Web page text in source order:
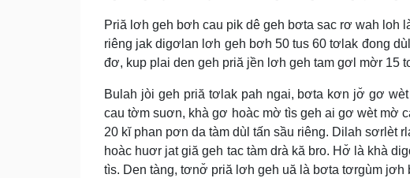
Priă lơh geh bơh cau pik dê geh bơta sac rơ wah loh
riêng jak digơlan lơh geh bơh 50 tus 60 tơlak đong
đơ, kup plai den geh priă jền lơh geh tam gơl mờr 15
Bulah jòi geh priă tơlak pah ngai, bơta kơn jơ̆ gơ
cau tờm suơn, khà gơ hoàc mờ tìs geh ai gơ wèt mờ
20 kĭ phan pơn da tàm dùl tấn sầu riêng. Dilah sơrlèt
hoàc huơr jat giă geh tac tàm drà kă bro. Hơ̆ là khà
tìs. Den tàng, tơnơ̆ priă lơh geh uă là bơta tơrgùm